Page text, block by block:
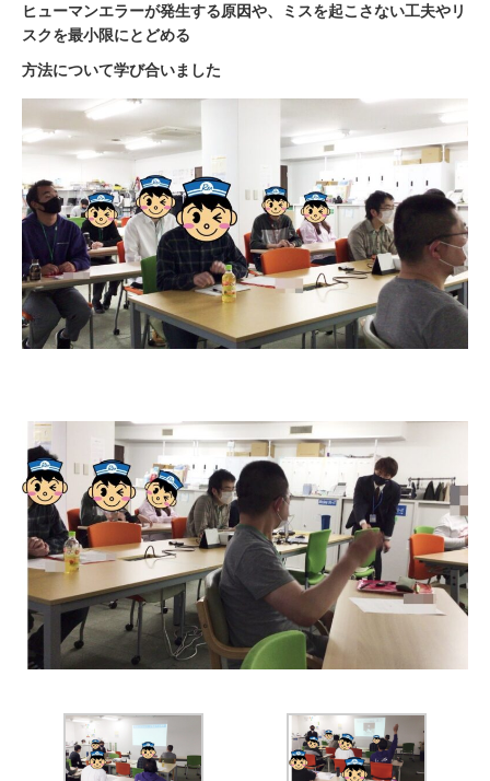
ヒューマンエラーが発生する原因や、ミスを起こさない工夫やリ
スクを最小限にとどめる
方法について学び合いました